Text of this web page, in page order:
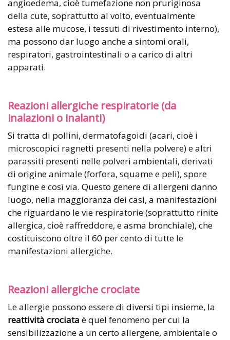
angioedema, cioè tumefazione non pruriginosa
della cute, soprattutto al volto, eventualmente
estesa alle mucose, i tessuti di rivestimento interno),
ma possono dar luogo anche a sintomi orali,
respiratori, gastrointestinali o a carico di altri
apparati.
Reazioni allergiche respiratorie (da
inalazioni o inalanti)
Si tratta di pollini, dermatofagoidi (acari, cioè i
microscopici ragnetti presenti nella polvere) e altri
parassiti presenti nelle polveri ambientali, derivati
di origine animale (forfora, squame e peli), spore
fungine e così via. Questo genere di allergeni danno
luogo, nella maggioranza dei casi, a manifestazioni
che riguardano le vie respiratorie (soprattutto rinite
allergica, cioè raffreddore, e asma bronchiale), che
costituiscono oltre il 60 per cento di tutte le
manifestazioni allergiche.
Reazioni allergiche crociate
Le allergie possono essere di diversi tipi insieme, la
reattività crociata è quel fenomeno per cui la
sensibilizzazione a un certo allergene, ambientale o